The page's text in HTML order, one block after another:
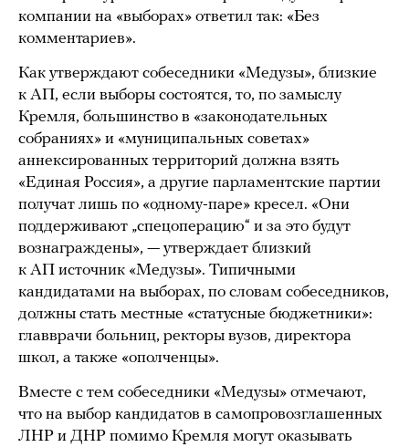
компании на «выборах» ответил так: «Без
комментариев».
Как утверждают собеседники «Медузы», близкие
к АП, если выборы состоятся, то, по замыслу
Кремля, большинство в «законодательных
собраниях» и «муниципальных советах»
аннексированных территорий должна взять
«Единая Россия», а другие парламентские партии
получат лишь по «одному-паре» кресел. «Они
поддерживают „спецоперацию“ и за это будут
вознаграждены», — утверждает близкий
к АП источник «Медузы». Типичными
кандидатами на выборах, по словам собеседников,
должны стать местные «статусные бюджетники»:
главврачи больниц, ректоры вузов, директора
школ, а также «ополченцы».
Вместе с тем собеседники «Медузы» отмечают,
что на выбор кандидатов в самопровозглашенных
ЛНР и ДНР помимо Кремля могут оказывать